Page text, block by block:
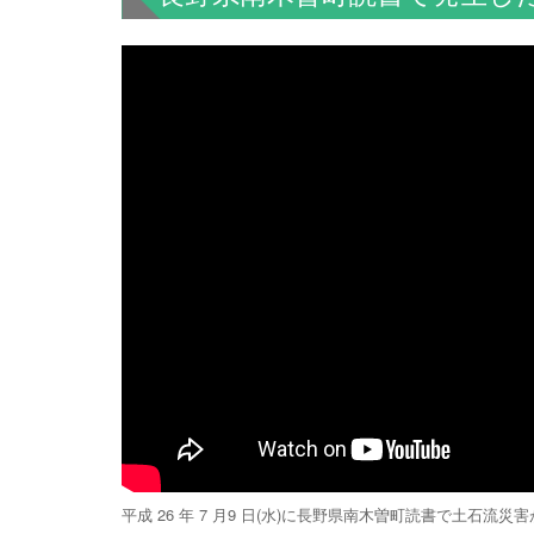
平成 26 年 7 月9 日(水)に長野県南木曽町読書で土石流災害